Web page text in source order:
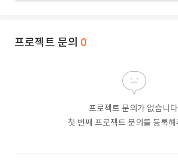
프로젝트 문의 0
프로젝트 문의가 없습니
첫 번째 프로젝트 문의를 등록해